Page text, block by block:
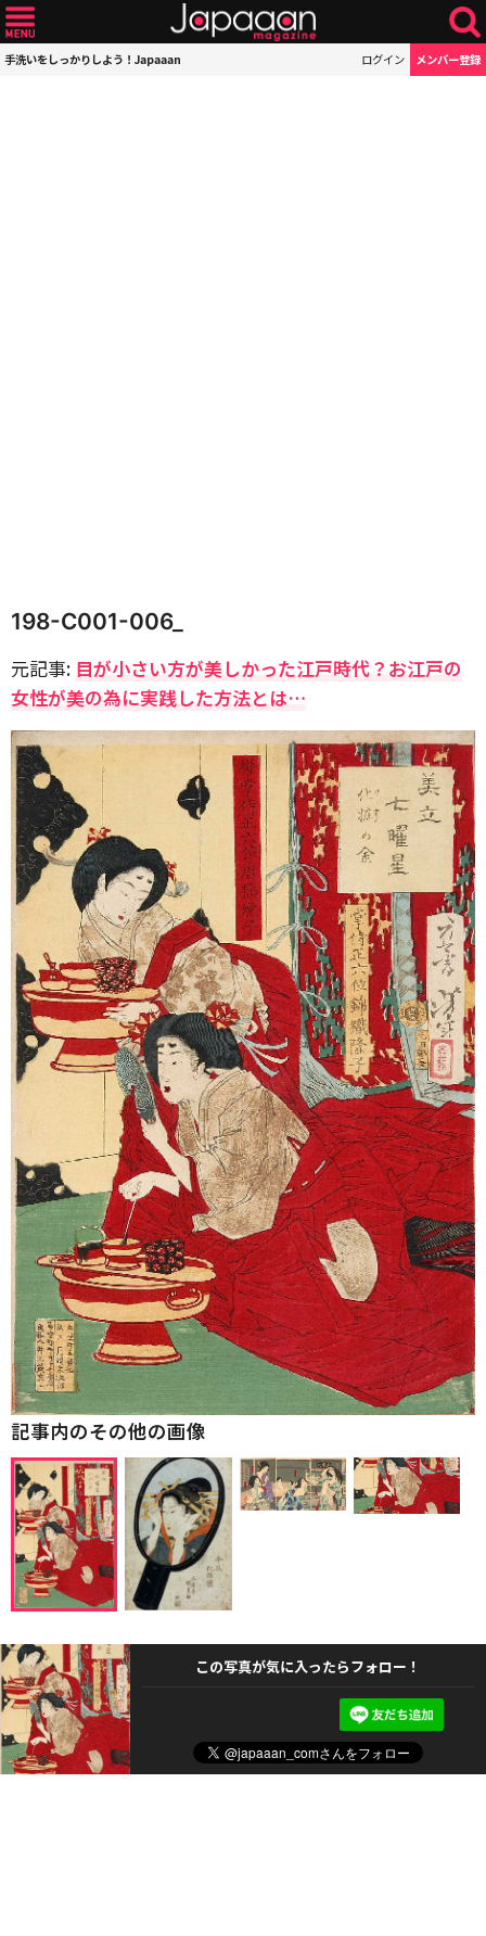
手洗いをしっかりしよう！Japaaan ログイン メンバー登録
198-C001-006_
元記事: 目が小さい方が美しかった江戸時代？お江戸の
女性が美の為に実践した方法とは…
記事内のその他の画像
この写真が気に入ったらフォロー！